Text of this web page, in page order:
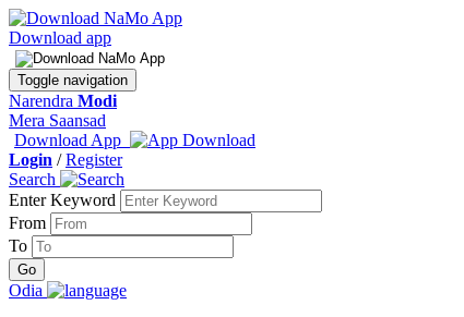
Download app
Toggle navigation
Narendra Modi
Mera Saansad
Download App
Login /Register
Search
Enter Keyword
From
To
Odia